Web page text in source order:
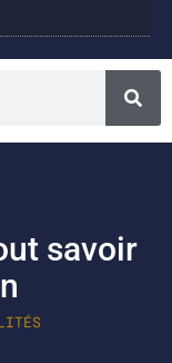
savoir